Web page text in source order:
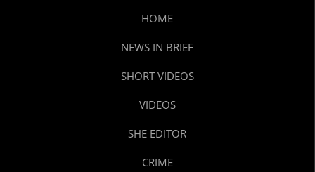
HOME
NEWS IN BRIEF
SHORT VIDEOS
VIDEOS
SHE EDITOR
CRIME